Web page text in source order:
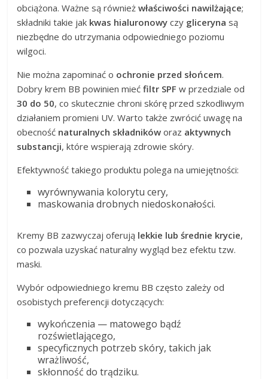
obciążona. Ważne są równieżwłaściwości nawilżające;
składniki takie jak kwas hialuronowy czy gliceryna są
niezbędne do utrzymania odpowiedniego poziomu
wilgoci.
Nie można zapominać o ochronie przed słońcem.
Dobry krem BB powinien miećfiltr SPF w przedziale od
30 do 50, co skutecznie chroni skórę przed szkodliwym
działaniem promieni UV. Warto także zwrócić uwagę na
obecność naturalnych składników oraz aktywnych
substancji, które wspierają zdrowie skóry.
Efektywność takiego produktu polega na umiejętności:
wyrównywania kolorytu cery,
maskowania drobnych niedoskonałości.
Kremy BB zazwyczaj oferują lekkie lub średnie krycie,
co pozwala uzyskać naturalny wygląd bez efektu tzw.
maski.
Wybór odpowiedniego kremu BB często zależy od
osobistych preferencji dotyczących:
wykończenia — matowego bądź
rozświetlającego,
specyficznych potrzeb skóry, takich jak
wrażliwość,
skłonność do trądziku.